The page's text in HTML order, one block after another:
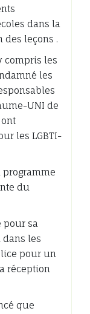
dans la
des leçons .
compris les
les
UNI de
ont
les LGBTI-
programme
du
pour sa
dans les
lice pour un
réception
que